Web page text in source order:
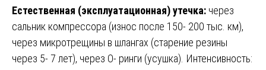
Естественная (эксплуатационная) утечка: через
сальник компрессора (износ после 150- 200 тыс. км),
через микротрещины в шлангах (старение резины
через 5- 7 лет), через О- ринги (усушка). Интенсивность: